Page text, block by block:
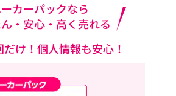
カーパックなら
・安心・高く売れる
け！個人情報も安心！